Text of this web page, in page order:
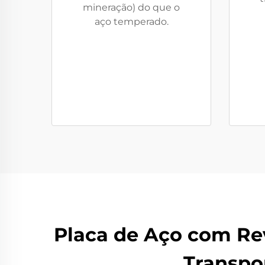
mineração) do que o
aço temperado.
Placa de Aço com